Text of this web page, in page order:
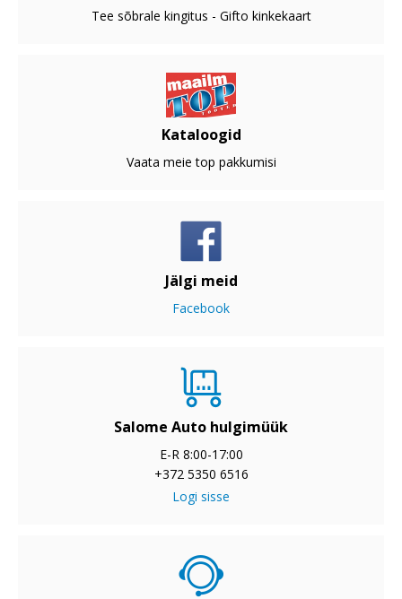
Tee sõbrale kingitus - Gifto kinkekaart
Kataloogid
Vaata meie top pakkumisi
Jälgi meid
Facebook
Salome Auto hulgimüük
E-R 8:00-17:00
+372 5350 6516
Logi sisse